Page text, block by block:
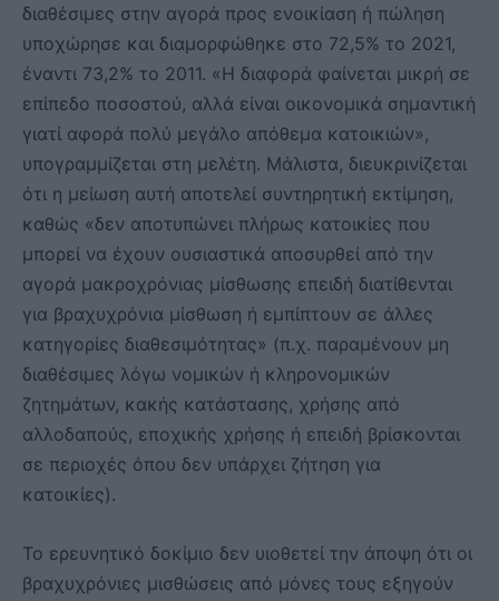
διαθέσιμες στην αγορά προς ενοικίαση ή πώληση
υποχώρησε και διαμορφώθηκε στο 72,5% το 2021,
έναντι 73,2% το 2011. «Η διαφορά φαίνεται μικρή σε
επίπεδο ποσοστού, αλλά είναι οικονομικά σημαντική
γιατί αφορά πολύ μεγάλο απόθεμα κατοικιών»,
υπογραμμίζεται στη μελέτη. Μάλιστα, διευκρινίζεται
ότι η μείωση αυτή αποτελεί συντηρητική εκτίμηση,
καθώς «δεν αποτυπώνει πλήρως κατοικίες που
μπορεί να έχουν ουσιαστικά αποσυρθεί από την
αγορά μακροχρόνιας μίσθωσης επειδή διατίθενται
για βραχυχρόνια μίσθωση ή εμπίπτουν σε άλλες
κατηγορίες διαθεσιμότητας» (π.χ. παραμένουν μη
διαθέσιμες λόγω νομικών ή κληρονομικών
ζητημάτων, κακής κατάστασης, χρήσης από
αλλοδαπούς, εποχικής χρήσης ή επειδή βρίσκονται
σε περιοχές όπου δεν υπάρχει ζήτηση για
κατοικίες).
Το ερευνητικό δοκίμιο δεν υιοθετεί την άποψη ότι οι
βραχυχρόνιες μισθώσεις από μόνες τους εξηγούν